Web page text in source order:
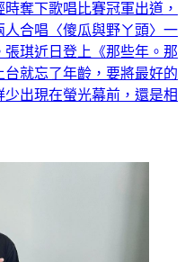
奪下歌唱比賽冠軍出道，
合唱〈傻瓜與野ㄚ頭〉一
琪近日登上《那些年。那
就忘了年齡，要將最好的
出現在螢光幕前，還是相